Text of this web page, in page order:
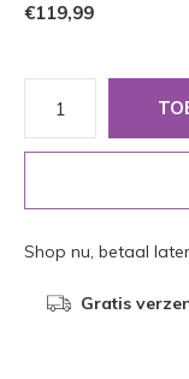
€119,99
Shop nu, betaal
Gratis